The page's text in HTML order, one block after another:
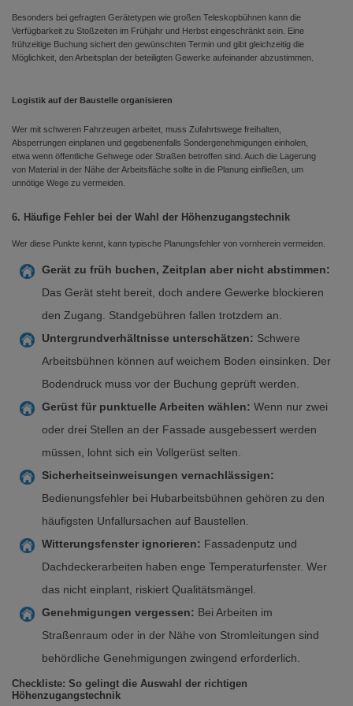
Besonders bei gefragten Gerätetypen wie großen Teleskopbühnen kann die
Verfügbarkeit zu Stoßzeiten im Frühjahr und Herbst eingeschränkt sein. Eine
frühzeitige Buchung sichert den gewünschten Termin und gibt gleichzeitig die
Möglichkeit, den Arbeitsplan der beteiligten Gewerke aufeinander abzustimmen.
Logistik auf der Baustelle organisieren
Wer mit schweren Fahrzeugen arbeitet, muss Zufahrtswege freihalten,
Absperrungen einplanen und gegebenenfalls Sondergenehmigungen einholen,
etwa wenn öffentliche Gehwege oder Straßen betroffen sind. Auch die Lagerung
von Material in der Nähe der Arbeitsfläche sollte in die Planung einfließen, um
unnötige Wege zu vermeiden.
6. Häufige Fehler bei der Wahl der Höhenzugangstechnik
Wer diese Punkte kennt, kann typische Planungsfehler von vornherein vermeiden.
Gerät zu früh buchen, Zeitplan aber nicht abstimmen:
Das Gerät steht bereit, doch andere Gewerke blockieren
den Zugang. Standgebühren fallen trotzdem an.
Untergrundverhältnisse unterschätzen: Schwere
Arbeitsbühnen können auf weichem Boden einsinken. Der
Bodendruck muss vor der Buchung geprüft werden.
Gerüst für punktuelle Arbeiten wählen: Wenn nur zwei
oder drei Stellen an der Fassade ausgebessert werden
müssen, lohnt sich ein Vollgerüst selten.
Sicherheitseinweisungen vernachlässigen:
Bedienungsfehler bei Hubarbeitsbühnen gehören zu den
häufigsten Unfallursachen auf Baustellen.
Witterungsfenster ignorieren: Fassadenputz und
Dachdeckerarbeiten haben enge Temperaturfenster. Wer
das nicht einplant, riskiert Qualitätsmängel.
Genehmigungen vergessen: Bei Arbeiten im
Straßenraum oder in der Nähe von Stromleitungen sind
behördliche Genehmigungen zwingend erforderlich.
Checkliste: So gelingt die Auswahl der richtigen
Höhenzugangstechnik